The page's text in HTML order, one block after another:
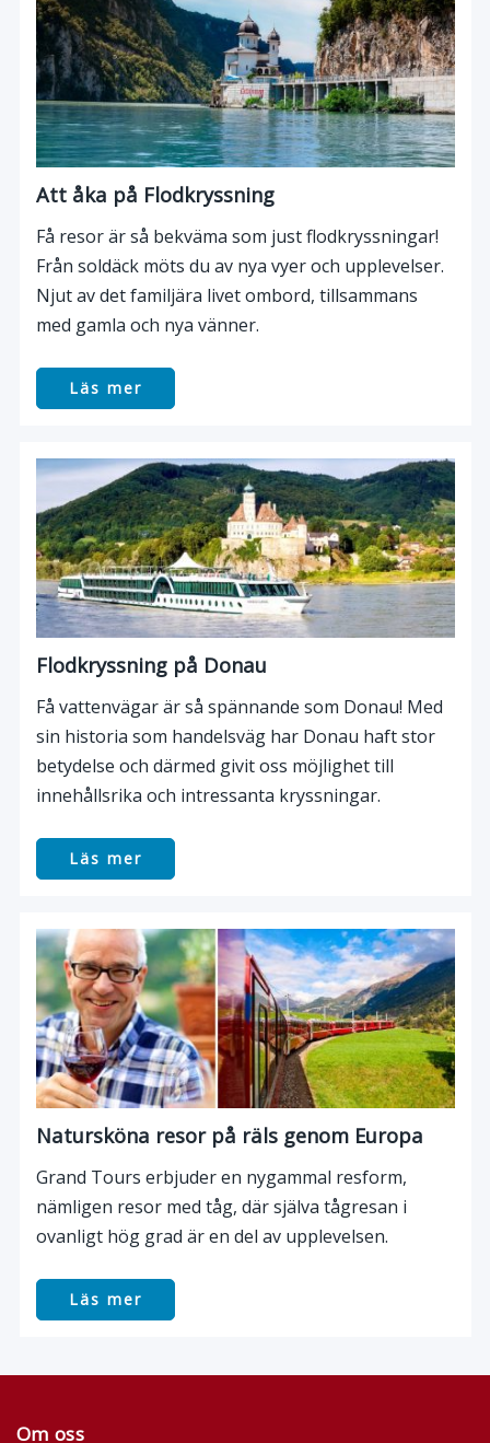
Att åka på Flodkryssning
Få resor är så bekväma som just flodkryssningar!
Från soldäck möts du av nya vyer och upplevelser.
Njut av det familjära livet ombord, tillsammans
med gamla och nya vänner.
Läs mer
Flodkryssning på Donau
Få vattenvägar är så spännande som Donau! Med
sin historia som handelsväg har Donau haft stor
betydelse och därmed givit oss möjlighet till
innehållsrika och intressanta kryssningar.
Läs mer
Natursköna resor på räls genom Europa
Grand Tours erbjuder en nygammal resform,
nämligen resor med tåg, där själva tågresan i
ovanligt hög grad är en del av upplevelsen.
Läs mer
Om oss